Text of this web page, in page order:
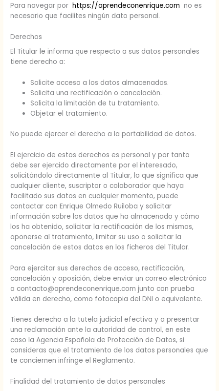
Para navegar porhttps://aprendeconenrique.com no es
necesario que facilites ningún dato personal.
Derechos
El Titular le informa que respecto a sus datos personales
tiene derecho a:
Solicite acceso a los datos almacenados.
Solicita una rectificación o cancelación.
Solicita la limitación de tu tratamiento.
Objetar el tratamiento.
No puede ejercer el derecho a la portabilidad de datos.
El ejercicio de estos derechos es personal y por tanto
debe ser ejercido directamente por el interesado,
solicitándolo directamente al Titular, lo que significa que
cualquier cliente, suscriptor o colaborador que haya
facilitado sus datos en cualquier momento, puede
contactar con Enrique Olmedo Ruiloba y solicitar
información sobre los datos que ha almacenado y cómo
los ha obtenido, solicitar la rectificación de los mismos,
oponerse al tratamiento, limitar su uso o solicitar la
cancelación de estos datos en los ficheros del Titular.
Para ejercitar sus derechos de acceso, rectificación,
cancelación y oposición, debe enviar un correo electrónico
a contacto@aprendeconenrique.com junto con prueba
válida en derecho, como fotocopia del DNI o equivalente.
Tienes derecho a la tutela judicial efectiva y a presentar
una reclamación ante la autoridad de control, en este
caso la Agencia Española de Protección de Datos, si
consideras que el tratamiento de los datos personales que
te conciernen infringe el Reglamento.
Finalidad del tratamiento de datos personales